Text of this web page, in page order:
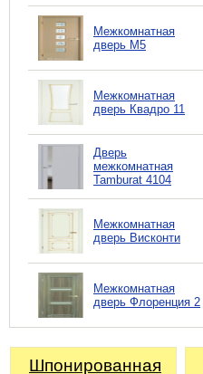
Межкомнатная
дверь М5
Межкомнатная
дверь Квадро 11
Дверь
межкомнатная
Tamburat 4104
Межкомнатная
дверь Висконти
Межкомнатная
дверь Флоренция 2
Шпонированная